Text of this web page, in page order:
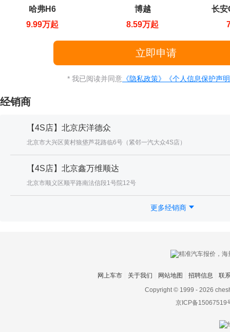
哈弗H6
9.99万起
博越
8.59万起
长安
* 我已阅读并同意 《隐私政策》 《个人信息保护声
经销商
【4S店】北京庆洋德众
北京市大兴区黄村狼垡芦花路临6号（紧邻一汽大众4S店）
【4S店】北京鑫万维顺达
北京市顺义区顺平路南法信段1号院12号
更多经销商
网上车市 关于我们 网站地图 招聘信息
联
Copyright © 1999 - 2026
京ICP备15067519